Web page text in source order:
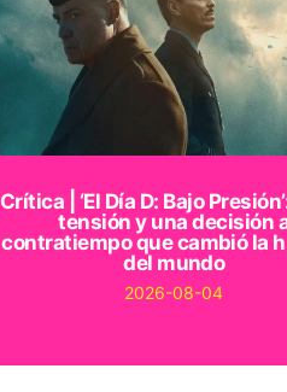
Crítica | ‘El Día D: Bajo
tensión y una decisión
contratiempo que cambió la
del mundo
2026-08-04